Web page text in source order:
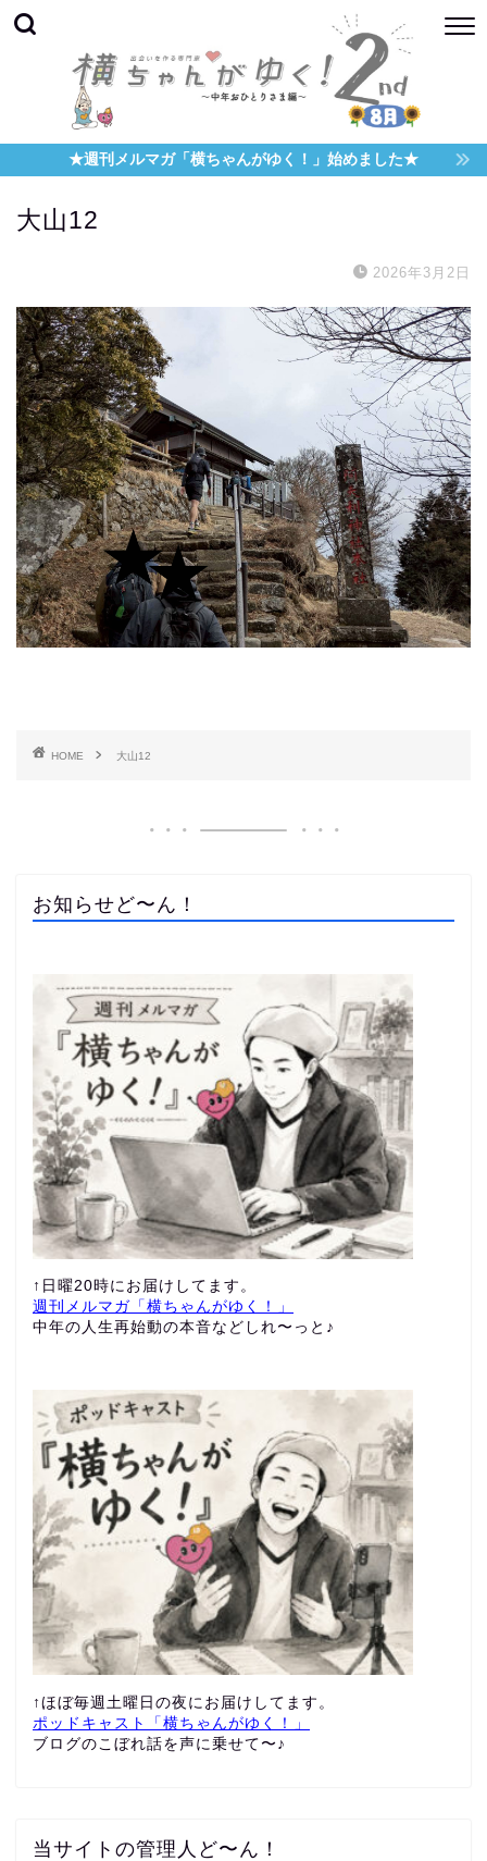
★週刊メルマガ「横ちゃんがゆく！」始めました★
大山12
2026年3月2日
HOME 大山12
お知らせど〜ん！
↑日曜20時にお届けしてます。
週刊メルマガ「横ちゃんがゆく！」
中年の人生再始動の本音などしれ〜っと♪
↑ほぼ毎週土曜日の夜にお届けしてます。
ポッドキャスト「横ちゃんがゆく！」
ブログのこぼれ話を声に乗せて〜♪
当サイトの管理人ど〜ん！